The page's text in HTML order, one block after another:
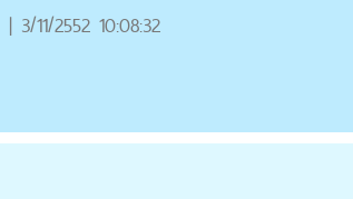
| 3/11/2552 10:08:32